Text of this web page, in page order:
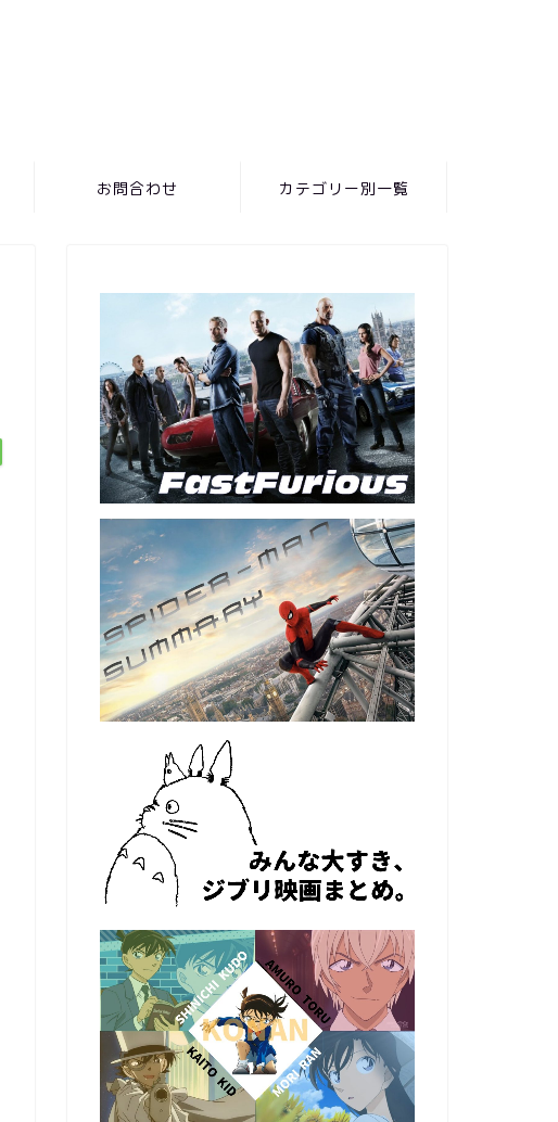
お問合わせ カテゴリー別一覧